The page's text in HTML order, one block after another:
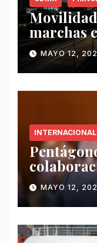
marchas
este 12
MAYO 12,
exige
MAYO 12,